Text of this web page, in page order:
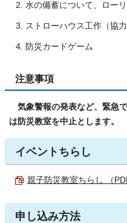
水の備蓄について、ロー
ストローハウス工作（協
防災カードゲーム
注意事項
気象警報の発表など、緊急
は防災教室を中止とします。
イベントちらし
親子防災教室ちらし （
申し込み方法